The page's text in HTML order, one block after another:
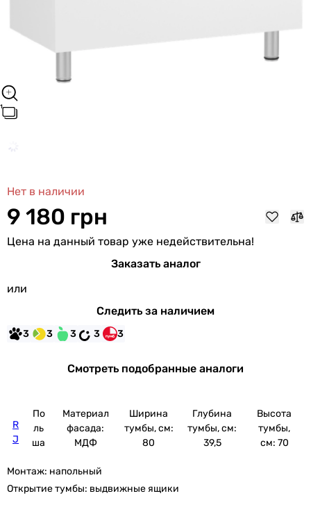
Нет в наличии
9 180 грн
Цена на данный товар уже недействительна!
Заказать аналог
или
Следить за наличием
3 3 3 3 3
Смотреть подобранные аналоги
R
J
По
ль
ша
Материал
фасада:
МДФ
Ширина
тумбы, см:
80
Глубина
тумбы, см:
39,5
Высота
тумбы,
см: 70
Монтаж: напольный
Открытие тумбы: выдвижные ящики